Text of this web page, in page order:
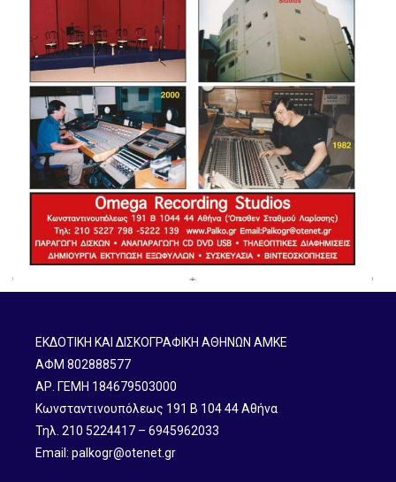
ΕΚΔΟΤΙΚΗ ΚΑΙ ΔΙΣΚΟΓΡΑΦΙΚΗ ΑΘΗΝΩΝ ΑΜΚΕ
ΑΦΜ 802888577
ΑΡ. ΓΕΜΗ 184679503000
Κωνσταντινουπόλεως 191 B 104 44 Αθήνα
Τηλ. 210 5224417 – 6945962033
Email: palkogr@otenet.gr